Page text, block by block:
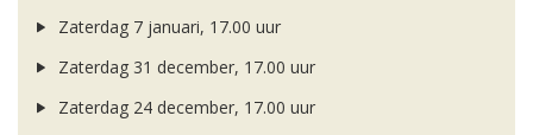
Zaterdag 7 januari, 17.00 uur
Zaterdag 31 december, 17.00 uur
Zaterdag 24 december, 17.00 uur